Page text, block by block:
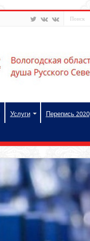
Услуги Перепись 2020